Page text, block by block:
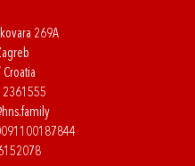
269A
Croatia